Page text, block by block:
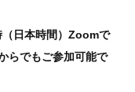
日本時間）Zoomで
らでもご参加可能で